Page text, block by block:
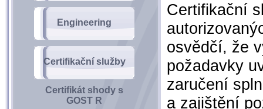
Engineering
Certifikační služby
Certifikát shody s
GOST R
Certifikační
osvědčí, že
požadavky
zaručení
a zajištění